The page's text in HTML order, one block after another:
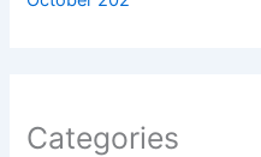
Categories